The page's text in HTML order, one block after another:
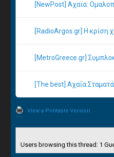
[NewPost] Αχαϊα:
[RadioArgos.gr] Η κρίση
[MetroGreece.gr]
[The best]
View a Printable Version
Users browsing this thread: 1